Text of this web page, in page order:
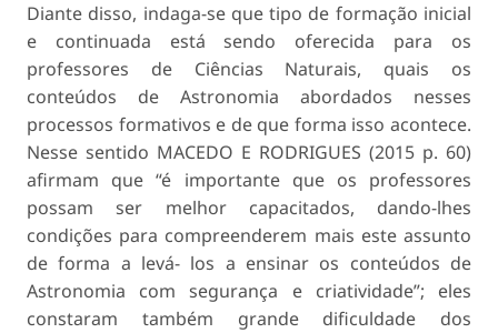
Diante disso, indaga-se que tipo de formação inicial
e continuada está sendo oferecida para os
professores de Ciências Naturais, quais os
conteúdos de Astronomia abordados nesses
processos formativos e de que forma isso acontece.
Nesse sentido MACEDO E RODRIGUES (2015 p. 60)
afirmam que “é importante que os professores
possam ser melhor capacitados, dando-lhes
condições para compreenderem mais este assunto
de forma a levá- los a ensinar os conteúdos de
Astronomia com segurança e criatividade”; eles
constaram também grande dificuldade dos